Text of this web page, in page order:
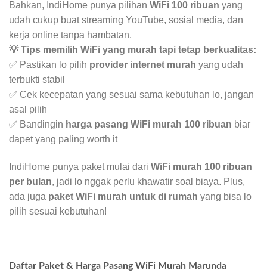
Bahkan, IndiHome punya pilihan WiFi 100 ribuan yang
udah cukup buat streaming YouTube, sosial media, dan
kerja online tanpa hambatan.
💡 Tips memilih WiFi yang murah tapi tetap berkualitas:
✅ Pastikan lo pilih provider internet murah yang udah
terbukti stabil
✅ Cek kecepatan yang sesuai sama kebutuhan lo, jangan
asal pilih
✅ Bandingin harga pasang WiFi murah 100 ribuan biar
dapet yang paling worth it
IndiHome punya paket mulai dari WiFi murah 100 ribuan
per bulan, jadi lo nggak perlu khawatir soal biaya. Plus,
ada juga paket WiFi murah untuk di rumah yang bisa lo
pilih sesuai kebutuhan!
Daftar Paket & Harga Pasang WiFi Murah Marunda